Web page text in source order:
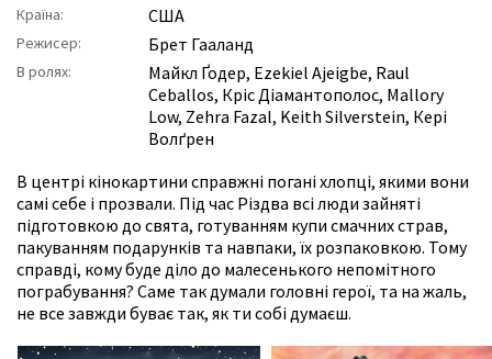
Країна: США
Режисер: Брет Гааланд
В ролях: Майкл Ґодер, Ezekiel Ajeigbe, Raul
Ceballos, Кріс Діамантополос, Mallory
Low, Zehra Fazal, Keith Silverstein, Кері
Волґрен
В центрі кінокартини справжні погані хлопці, якими вони
самі себе і прозвали. Під час Різдва всі люди зайняті
підготовкою до свята, готуванням купи смачних страв,
пакуванням подарунків та навпаки, їх розпаковкою. Тому
справді, кому буде діло до малесенького непомітного
пограбування? Саме так думали головні герої, та на жаль,
не все завжди буває так, як ти собі думаєш.